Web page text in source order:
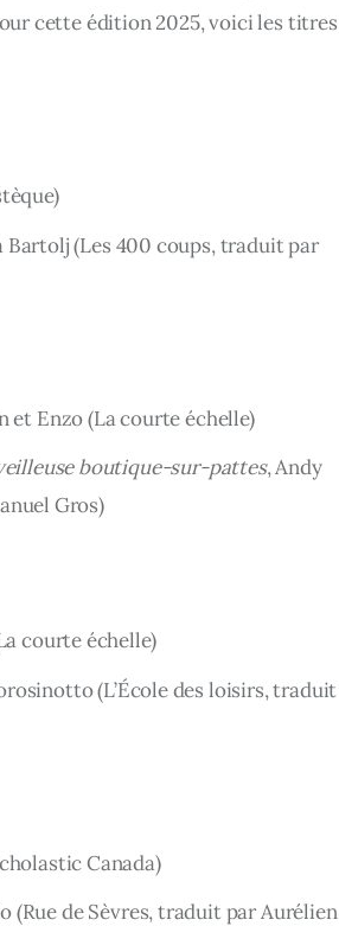
cette édition 2025, voici les titres
Bartolj (Les 400 coups, traduit par
et Enzo (La courte échelle)
boutique-sur-pattes, Andy
Gros)
courte échelle)
(L’École des loisirs, traduit
Canada)
(Rue de Sèvres, traduit par Aurélien